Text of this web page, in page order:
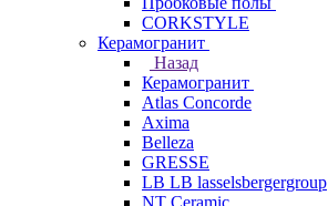
CORKSTYLE
Керамогранит
Назад
Керамогранит
Atlas Concorde
Axima
Belleza
GRESSE
LB LB lasselsbergergroup
NT Ceramic